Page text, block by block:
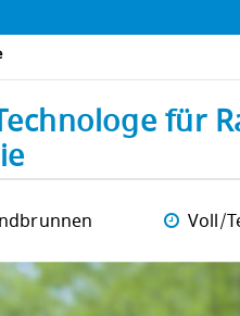
für
Voll/